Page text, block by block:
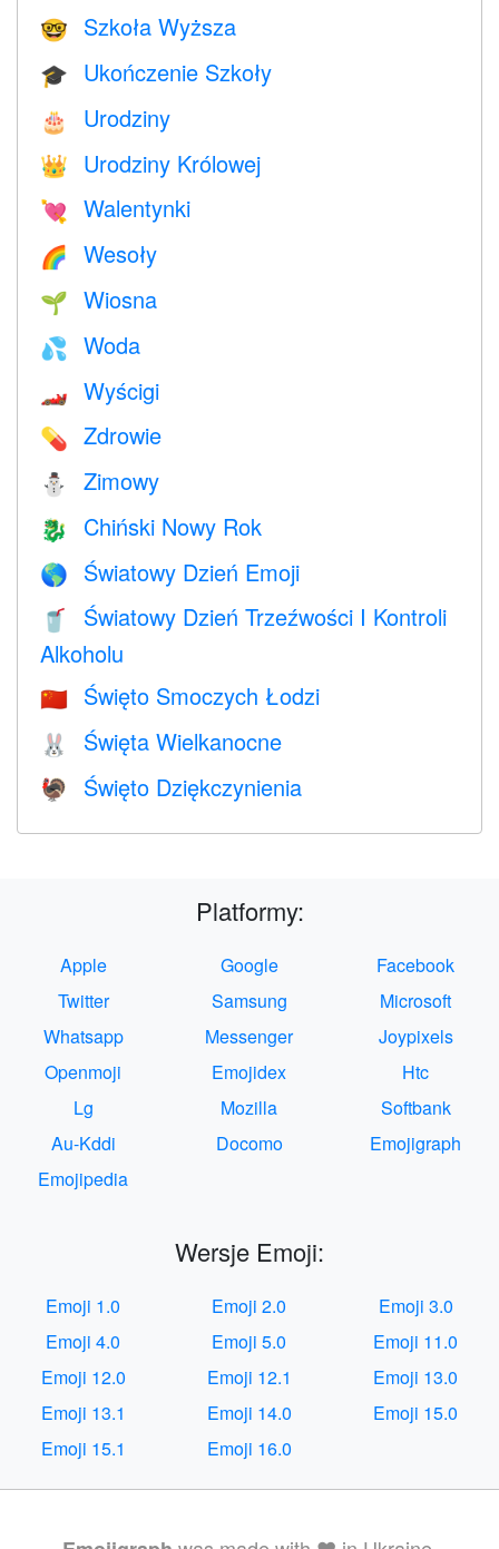
🤓 Szkoła Wyższa
🎓 Ukończenie Szkoły
🎂 Urodziny
👑 Urodziny Królowej
💘 Walentynki
🌈 Wesoły
🌱 Wiosna
💦 Woda
🏎 Wyścigi
💊 Zdrowie
⛄ Zimowy
🐉 Chiński Nowy Rok
🌎 Światowy Dzień Emoji
🥤
Światowy Dzień Trzeźwości I Kontroli
Alkoholu
🇨🇳 Święto Smoczych Łodzi
🐰 Święta Wielkanocne
🦃 Święto Dziękczynienia
Platformy:
Apple Google
Facebook
Twitter
Samsung
Microsoft
Whatsapp
Messenger
Joypixels
Openmoji
Emojidex
Htc
Lg
Mozilla
Softbank
Au-Kddi
Docomo
Emojigraph
Emojipedia
Wersje Emoji:
Emoji 1.0 Emoji 2.0
Emoji 3.0
Emoji 4.0
Emoji 5.0
Emoji 11.0
Emoji 12.0
Emoji 12.1
Emoji 13.0
Emoji 13.1
Emoji 14.0
Emoji 15.0
Emoji 15.1
Emoji 16.0